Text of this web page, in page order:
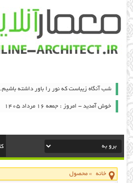
شب آنگاه زیباست که نور را باور داشته باشیم.
خوش آمدید - امروز : جمعه ۱۶ مرداد ۱۴۰۵
خانه »محصول